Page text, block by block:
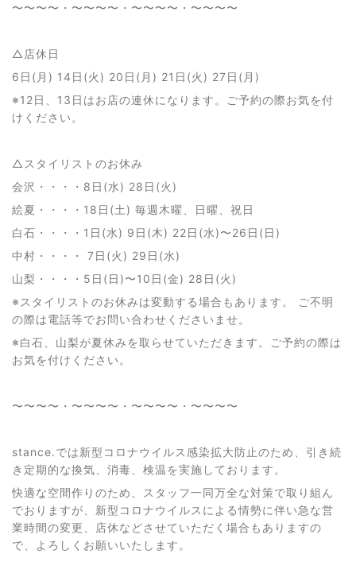
〜〜〜〜・〜〜〜〜・〜〜〜〜・〜〜〜〜
△店休日
6日(月) 14日(火) 20日(月) 21日(火) 27日(月)
※12日、13日はお店の連休になります。ご予約の際お気を付
けください。
△スタイリストのお休み
会沢・・・・8日(水) 28日(火)
絵夏・・・・18日(土) 毎週木曜、日曜、祝日
白石・・・・1日(水) 9日(木) 22日(水)〜26日(日)
中村・・・・ 7日(火) 29日(水)
山梨・・・・5日(日)〜10日(金) 28日(火)
※スタイリストのお休みは変動する場合もあります。 ご不明
の際は電話等でお問い合わせくださいませ。
※白石、山梨が夏休みを取らせていただきます。ご予約の際は
お気を付けください。
〜〜〜〜・〜〜〜〜・〜〜〜〜・〜〜〜〜
stance.では新型コロナウイルス感染拡大防止のため、引き続
き定期的な換気、消毒、検温を実施しております。
快適な空間作りのため、スタッフ一同万全な対策で取り組ん
でおりますが、新型コロナウイルスによる情勢に伴い急な営
業時間の変更、店休などさせていただく場合もありますの
で、よろしくお願いいたします。